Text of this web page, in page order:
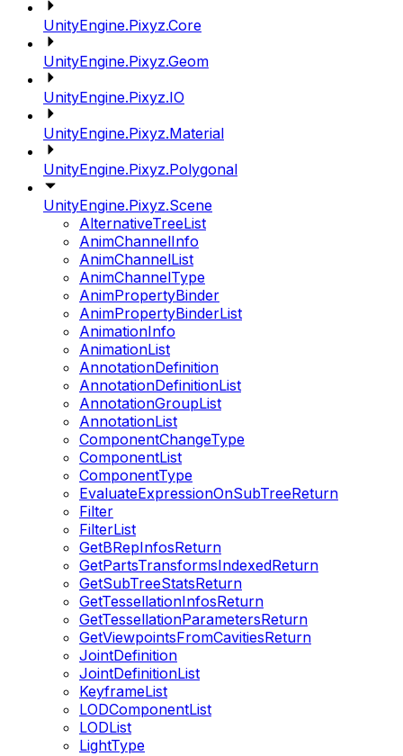
UnityEngine.Pixyz.Core
UnityEngine.Pixyz.Geom
UnityEngine.Pixyz.IO
UnityEngine.Pixyz.Material
UnityEngine.Pixyz.Polygonal
UnityEngine.Pixyz.Scene
AlternativeTreeList
AnimChannelInfo
AnimChannelList
AnimChannelType
AnimPropertyBinder
AnimPropertyBinderList
AnimationInfo
AnimationList
AnnotationDefinition
AnnotationDefinitionList
AnnotationGroupList
AnnotationList
ComponentChangeType
ComponentList
ComponentType
EvaluateExpressionOnSubTreeReturn
Filter
FilterList
GetBRepInfosReturn
GetPartsTransformsIndexedReturn
GetSubTreeStatsReturn
GetTessellationInfosReturn
GetTessellationParametersReturn
GetViewpointsFromCavitiesReturn
JointDefinition
JointDefinitionList
KeyframeList
LODComponentList
LODList
LightType